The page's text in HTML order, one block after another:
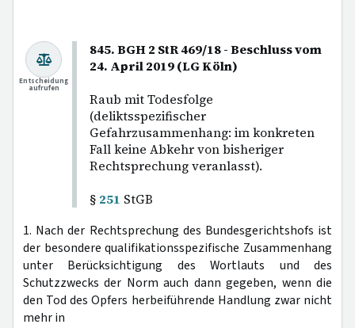
845. BGH 2 StR 469/18 - Beschluss vom
24. April 2019 (LG Köln)
Raub mit Todesfolge
(deliktsspezifischer
Gefahrzusammenhang: im konkreten
Fall keine Abkehr von bisheriger
Rechtsprechung veranlasst).
§ 251 StGB
Entscheidung
aufrufen
1. Nach der Rechtsprechung des Bundesgerichtshofs ist
der besondere qualifikationsspezifische Zusammenhang
unter Berücksichtigung des Wortlauts und des
Schutzzwecks der Norm auch dann gegeben, wenn die
den Tod des Opfers herbeiführende Handlung zwar nicht
mehr in